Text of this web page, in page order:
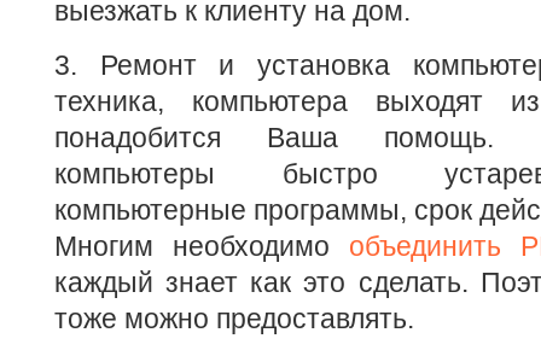
выезжать к клиенту на дом.
3. Ремонт и установка
техника, компьютера выходят
понадобится Ваша помощь.
компьютеры быстро
компьютерные программы, срок
Многим необходимо объединить
каждый знает как это сделать.
тоже можно предоставлять.